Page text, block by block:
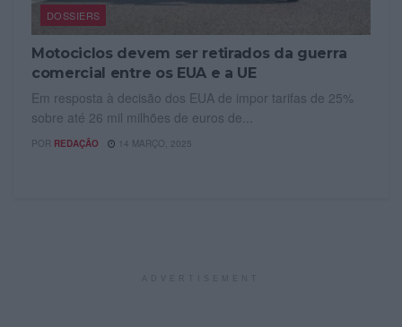
DOSSIERS
Motociclos devem ser retirados da guerra
comercial entre os EUA e a UE
Em resposta à decisão dos EUA de impor tarifas de 25%
sobre até 26 mil milhões de euros de...
POR REDAÇÃO 14 MARÇO, 2025